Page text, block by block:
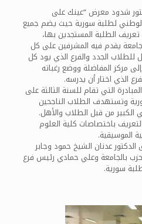
شدود معرض “عينك على
الوطني لطلبة سورية حيث يضم جميع
الطلبة المستجدين بها،
الجامعة يقدم فيه المشرفين على كل
الجدد والفرع الذي يود كل
مركز المفاضلة ووضع رغباته
الذي اختار أن يدرسه.
التي تقام للسنة الثالثة على
وتستهدف الطلاب الناجحين
الكبير من قبل الطلاب والأهل.
باختصاصات كلية العلوم
الموسيقية.
عدنان الشيخ حمود وجابر
بالجامعة وعلي حمادي رئيس فرع
سورية.